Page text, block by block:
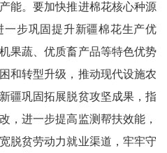
能。要加快推进棉花核心种源
步巩固提升新疆棉花生产优
果蔬、优质畜产品等特色优势
和转型升级，推动现代设施农
疆巩固拓展脱贫攻坚成果，指
，进一步提高监测帮扶效能，
脱贫劳动力就业渠道，牢牢守